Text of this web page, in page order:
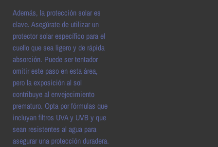
Además, la protección solar es
clave. Asegúrate de utilizar un
protector solar específico para el
cuello que sea ligero y de rápida
absorción. Puede ser tentador
omitir este paso en esta área,
pero la exposición al sol
contribuye al envejecimiento
prematuro. Opta por fórmulas que
incluyan filtros UVA y UVB y que
sean resistentes al agua para
asegurar una protección duradera.